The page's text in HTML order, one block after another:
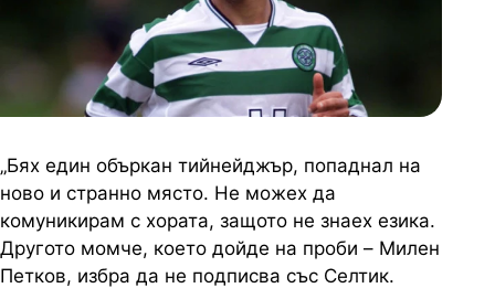
„Бях един объркан тийнейджър, попаднал на
ново и странно място. Не можех да
комуникирам с хората, защото не знаех езика.
Другото момче, което дойде на проби – Милен
Петков, избра да не подписва със Селтик.